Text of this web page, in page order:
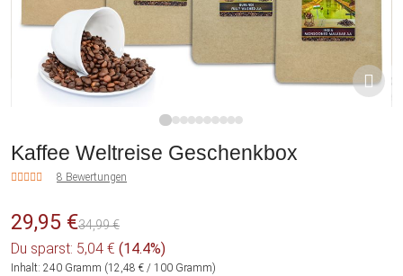
Kaffee Weltreise Geschenkbox
8 Bewertungen
29,95 €34,99 €
Du sparst: 5,04 € (14.4%)
Inhalt: 240 Gramm (12,48 € / 100 Gramm)